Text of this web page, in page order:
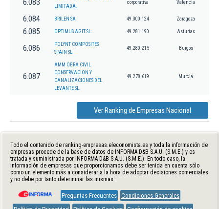
6.083
LIMITADA.
corporativa Valencia
6.084 BRILEN SA 49.300.124 Zaragoza
6.085 OPTIMUS AGIT SL. 49.281.190 Asturias
6.086
POLYNT COMPOSITES
SPAIN SL
49.280.215 Burgos
6.087
AMM OBRA CIVIL
CONSERVACION Y
CANALIZACIONES DEL
LEVANTE SL.
49.278.619 Murcia
Ver Ranking de Empresas Nacional
Todo el contenido de ranking-empresas.eleconomista.es y toda la información de
empresas procede de la base de datos de INFORMA D&B S.A.U. (S.M.E.) y es
tratada y suministrada por INFORMA D&B S.A.U. (S.M.E.). En todo caso, la
información de empresas que proporcionamos debe ser tenida en cuenta sólo
como un elemento más a considerar a la hora de adoptar decisiones comerciales
y no debe por tanto determinar las mismas.
Preguntas Frecuentes Condiciones Generales